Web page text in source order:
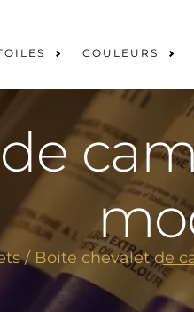
COULEURS
/ Boite chevalet de